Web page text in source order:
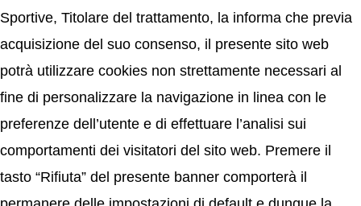
Sportive, Titolare del trattamento, la informa che previa
acquisizione del suo consenso, il presente sito web
potrà utilizzare cookies non strettamente necessari al
fine di personalizzare la navigazione in linea con le
preferenze dell’utente e di effettuare l’analisi sui
comportamenti dei visitatori del sito web. Premere il
tasto “Rifiuta” del presente banner comporterà il